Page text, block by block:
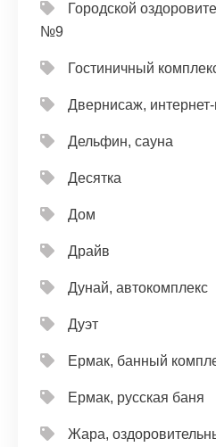
Городской
№9
Гостиничный
Двернисаж, интернет-
Дельфин, сауна
Десятка
Дом
Драйв
Дунай, автокомплекс
Дуэт
Ермак, банный
Ермак, русская баня
Жара,